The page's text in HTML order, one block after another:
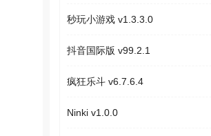
秒玩小游戏 v1.3.3.0
抖音国际版 v99.2.1
疯狂乐斗 v6.7.6.4
Ninki v1.0.0